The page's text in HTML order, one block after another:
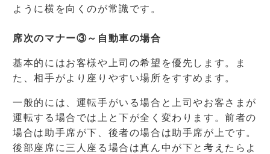
ように横を向くのが常識です。
席次のマナー③～自動車の場合
基本的にはお客様や上司の希望を優先します。ま
た、相手がより座りやすい場所をすすめます。
一般的には、運転手がいる場合と上司やお客さまが
運転する場合では上と下が全く変わります。前者の
場合は助手席が下、後者の場合は助手席が上です。
後部座席に三人座る場合は真ん中が下と考えたらよ